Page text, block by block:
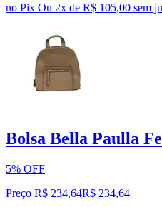
no Pix Ou 2x de R$ 105,00 sem
Bolsa Bella Paulla
5% OFF
Preço R$ 234,64R$ 234,64